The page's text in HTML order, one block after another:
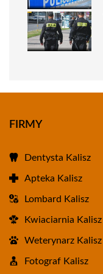
FIRMY
Dentysta Kalisz
Apteka Kalisz
Lombard Kalisz
Kwiaciarnia Kalisz
Weterynarz Kalisz
Fotograf Kalisz